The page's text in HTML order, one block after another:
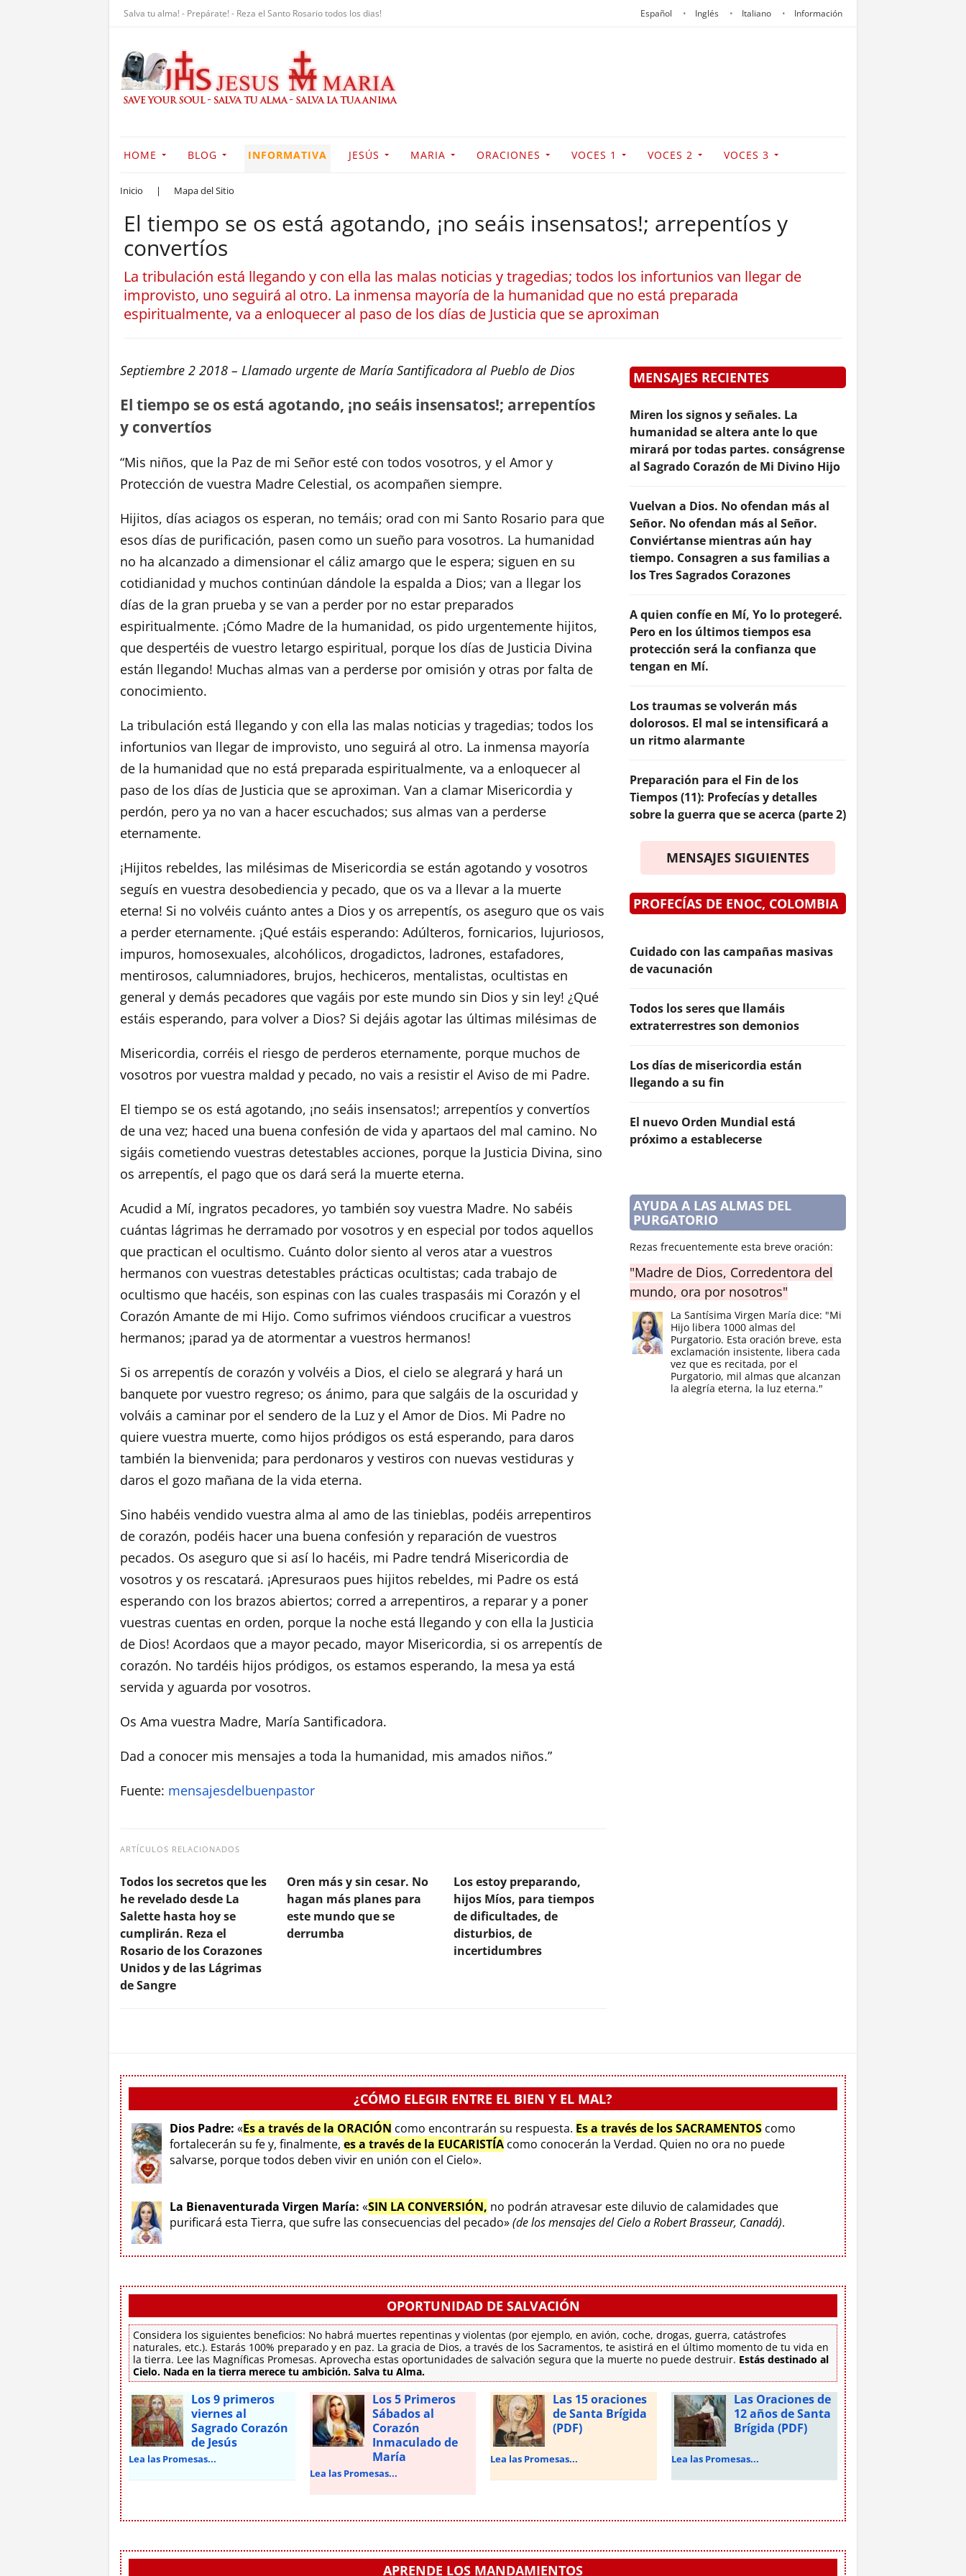
Salva tu alma! - Prepárate! - Reza el Santo Rosario todos los dias! Español Inglés Italiano Información
HOME BLOG INFORMATIVA JESÚS MARIA ORACIONES VOCES 1 VOCES 2 VOCES 3
Inicio | Mapa del Sitio
El tiempo se os está agotando, ¡no seáis insensatos!; arrepentíos y
convertíos
La tribulación está llegando y con ella las malas noticias y tragedias; todos los infortunios van llegar de
improvisto, uno seguirá al otro. La inmensa mayoría de la humanidad que no está preparada
espiritualmente, va a enloquecer al paso de los días de Justicia que se aproximan
Septiembre 2 2018 – Llamado urgente de María Santificadora al Pueblo de Dios
El tiempo se os está agotando, ¡no seáis insensatos!; arrepentíos
y convertíos
“Mis niños, que la Paz de mi Señor esté con todos vosotros, y el Amor y
Protección de vuestra Madre Celestial, os acompañen siempre.
Hijitos, días aciagos os esperan, no temáis; orad con mi Santo Rosario para que
esos días de purificación, pasen como un sueño para vosotros. La humanidad
no ha alcanzado a dimensionar el cáliz amargo que le espera; siguen en su
cotidianidad y muchos continúan dándole la espalda a Dios; van a llegar los
días de la gran prueba y se van a perder por no estar preparados
espiritualmente. ¡Cómo Madre de la humanidad, os pido urgentemente hijitos,
que despertéis de vuestro letargo espiritual, porque los días de Justicia Divina
están llegando! Muchas almas van a perderse por omisión y otras por falta de
conocimiento.
La tribulación está llegando y con ella las malas noticias y tragedias; todos los
infortunios van llegar de improvisto, uno seguirá al otro. La inmensa mayoría
de la humanidad que no está preparada espiritualmente, va a enloquecer al
paso de los días de Justicia que se aproximan. Van a clamar Misericordia y
perdón, pero ya no van a hacer escuchados; sus almas van a perderse
eternamente.
¡Hijitos rebeldes, las milésimas de Misericordia se están agotando y vosotros
seguís en vuestra desobediencia y pecado, que os va a llevar a la muerte
eterna! Si no volvéis cuánto antes a Dios y os arrepentís, os aseguro que os vais
a perder eternamente. ¡Qué estáis esperando: Adúlteros, fornicarios, lujuriosos,
impuros, homosexuales, alcohólicos, drogadictos, ladrones, estafadores,
mentirosos, calumniadores, brujos, hechiceros, mentalistas, ocultistas en
general y demás pecadores que vagáis por este mundo sin Dios y sin ley! ¿Qué
estáis esperando, para volver a Dios? Si dejáis agotar las últimas milésimas de
Misericordia, corréis el riesgo de perderos eternamente, porque muchos de
vosotros por vuestra maldad y pecado, no vais a resistir el Aviso de mi Padre.
El tiempo se os está agotando, ¡no seáis insensatos!; arrepentíos y convertíos
de una vez; haced una buena confesión de vida y apartaos del mal camino. No
sigáis cometiendo vuestras detestables acciones, porque la Justicia Divina, sino
os arrepentís, el pago que os dará será la muerte eterna.
Acudid a Mí, ingratos pecadores, yo también soy vuestra Madre. No sabéis
cuántas lágrimas he derramado por vosotros y en especial por todos aquellos
que practican el ocultismo. Cuánto dolor siento al veros atar a vuestros
hermanos con vuestras detestables prácticas ocultistas; cada trabajo de
ocultismo que hacéis, son espinas con las cuales traspasáis mi Corazón y el
Corazón Amante de mi Hijo. Como sufrimos viéndoos crucificar a vuestros
hermanos; ¡parad ya de atormentar a vuestros hermanos!
Si os arrepentís de corazón y volvéis a Dios, el cielo se alegrará y hará un
banquete por vuestro regreso; os ánimo, para que salgáis de la oscuridad y
volváis a caminar por el sendero de la Luz y el Amor de Dios. Mi Padre no
quiere vuestra muerte, como hijos pródigos os está esperando, para daros
también la bienvenida; para perdonaros y vestiros con nuevas vestiduras y
daros el gozo mañana de la vida eterna.
Sino habéis vendido vuestra alma al amo de las tinieblas, podéis arrepentiros
de corazón, podéis hacer una buena confesión y reparación de vuestros
pecados. Os aseguro que si así lo hacéis, mi Padre tendrá Misericordia de
vosotros y os rescatará. ¡Apresuraos pues hijitos rebeldes, mi Padre os está
esperando con los brazos abiertos; corred a arrepentiros, a reparar y a poner
vuestras cuentas en orden, porque la noche está llegando y con ella la Justicia
de Dios! Acordaos que a mayor pecado, mayor Misericordia, si os arrepentís de
corazón. No tardéis hijos pródigos, os estamos esperando, la mesa ya está
servida y aguarda por vosotros.
Os Ama vuestra Madre, María Santificadora.
Dad a conocer mis mensajes a toda la humanidad, mis amados niños.”
Fuente: mensajesdelbuenpastor
ARTÍCULOS RELACIONADOS
Todos los secretos que les
he revelado desde La
Salette hasta hoy se
cumplirán. Reza el
Rosario de los Corazones
Unidos y de las Lágrimas
de Sangre
Oren más y sin cesar. No
hagan más planes para
este mundo que se
derrumba
Los estoy preparando,
hijos Míos, para tiempos
de dificultades, de
disturbios, de
incertidumbres
MENSAJES RECIENTES
Miren los signos y señales. La
humanidad se altera ante lo que
mirará por todas partes. conságrense
al Sagrado Corazón de Mi Divino Hijo
Vuelvan a Dios. No ofendan más al
Señor. No ofendan más al Señor.
Conviértanse mientras aún hay
tiempo. Consagren a sus familias a
los Tres Sagrados Corazones
A quien confíe en Mí, Yo lo protegeré.
Pero en los últimos tiempos esa
protección será la confianza que
tengan en Mí.
Los traumas se volverán más
dolorosos. El mal se intensificará a
un ritmo alarmante
Preparación para el Fin de los
Tiempos (11): Profecías y detalles
sobre la guerra que se acerca (parte 2)
MENSAJES SIGUIENTES
PROFECÍAS DE ENOC, COLOMBIA
Cuidado con las campañas masivas
de vacunación
Todos los seres que llamáis
extraterrestres son demonios
Los días de misericordia están
llegando a su fin
El nuevo Orden Mundial está
próximo a establecerse
AYUDA A LAS ALMAS DEL
PURGATORIO
Rezas frecuentemente esta breve oración:
"Madre de Dios, Corredentora del
mundo, ora por nosotros"
La Santísima Virgen María dice: "Mi
Hijo libera 1000 almas del
Purgatorio. Esta oración breve, esta
exclamación insistente, libera cada
vez que es recitada, por el
Purgatorio, mil almas que alcanzan
la alegría eterna, la luz eterna."
¿CÓMO ELEGIR ENTRE EL BIEN Y EL MAL?
Dios Padre: «Es a través de la ORACIÓN como encontrarán su respuesta. Es a través de los SACRAMENTOS como
fortalecerán su fe y, finalmente, es a través de la EUCARISTÍA como conocerán la Verdad. Quien no ora no puede
salvarse, porque todos deben vivir en unión con el Cielo».
La Bienaventurada Virgen María: «SIN LA CONVERSIÓN, no podrán atravesar este diluvio de calamidades que
purificará esta Tierra, que sufre las consecuencias del pecado»(de los mensajes del Cielo a Robert Brasseur, Canadá).
OPORTUNIDAD DE SALVACIÓN
Considera los siguientes beneficios: No habrá muertes repentinas y violentas (por ejemplo, en avión, coche, drogas, guerra, catástrofes
naturales, etc.). Estarás 100% preparado y en paz. La gracia de Dios, a través de los Sacramentos, te asistirá en el último momento de tu vida en
la tierra. Lee las Magníficas Promesas. Aprovecha estas oportunidades de salvación segura que la muerte no puede destruir. Estás destinado al
Cielo. Nada en la tierra merece tu ambición. Salva tu Alma.
Los 9 primeros
viernes al
Sagrado Corazón
de Jesús
Lea las Promesas...
Los 5 Primeros
Sábados al
Corazón
Inmaculado de
María
Lea las Promesas...
Las 15 oraciones
de Santa Brígida
(PDF)
Lea las Promesas...
Las Oraciones de
12 años de Santa
Brígida (PDF)
Lea las Promesas...
APRENDE LOS MANDAMIENTOS